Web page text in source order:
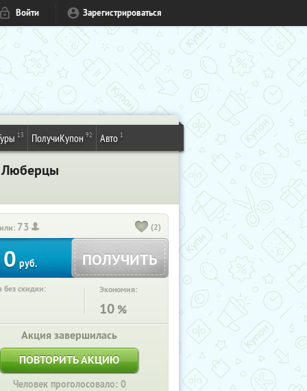
Войти Зарегистрироваться
13 ПолучиКупон 92 Авто 1
Люберцы
73 (2)
0 руб. ПОЛУЧИТЬ
без скидки: Экономия:
10 %
Акция завершилась
ПОВТОРИТЬ АКЦИЮ
Человек проголосовало: 0